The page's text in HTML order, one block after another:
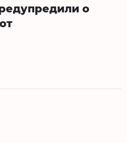
о